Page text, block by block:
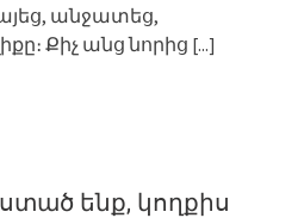
անջատեց,
Քիչ անց նորից [...]
ենք, կողքիս